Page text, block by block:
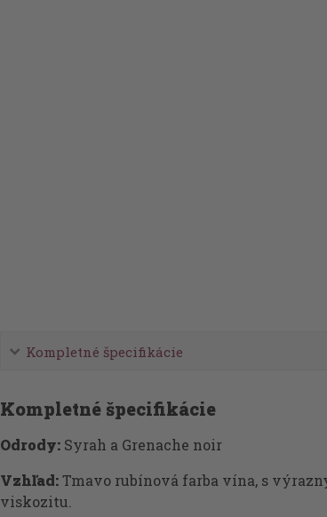
Kompletné špecifikácie
Kompletné špecifikácie
Odrody:Syrah a Grenache noir
Vzhľad:Tmavo rubínová farba vína, s
viskozitu.